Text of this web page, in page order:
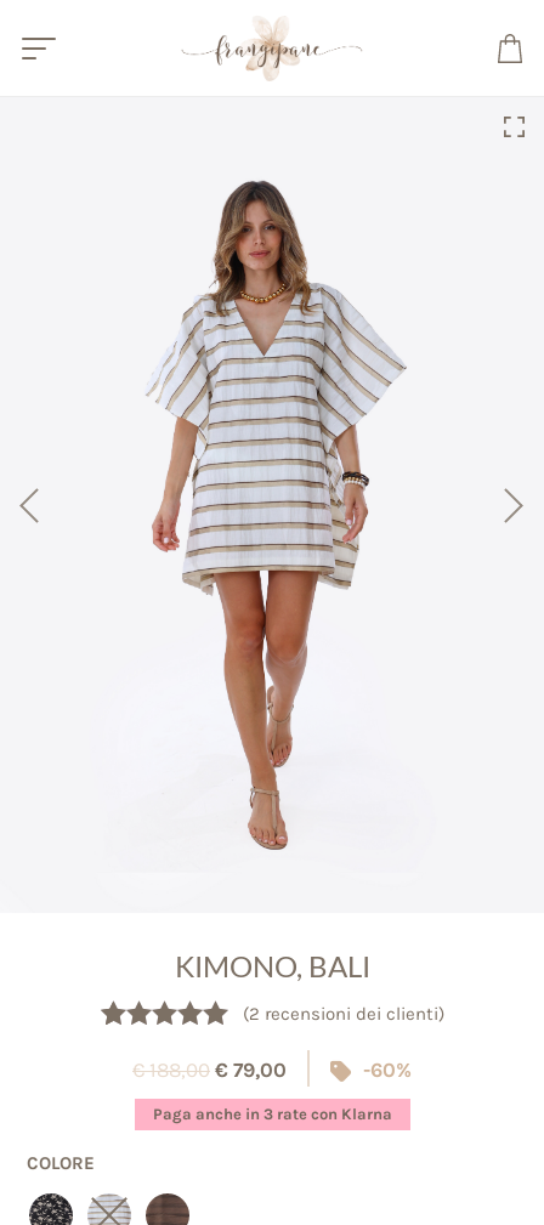
KIMONO, BALI
su 5 su
base di
recensioni
(2 recensioni dei clienti)
€188,00 € 79,00 -60%
Paga anche in 3 rate con Klarna
COLORE